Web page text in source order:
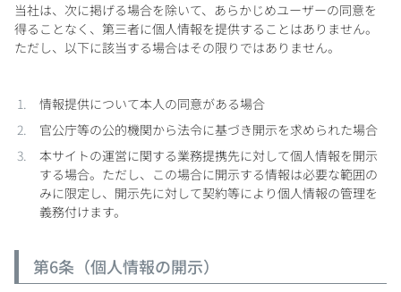
当社は、次に掲げる場合を除いて、あらかじめユーザーの同意を
得ることなく、第三者に個人情報を提供することはありません。
ただし、以下に該当する場合はその限りではありません。
情報提供について本人の同意がある場合
官公庁等の公的機関から法令に基づき開示を求められた場合
本サイトの運営に関する業務提携先に対して個人情報を開示
する場合。ただし、この場合に開示する情報は必要な範囲の
みに限定し、開示先に対して契約等により個人情報の管理を
義務付けます。
第6条（個人情報の開示）